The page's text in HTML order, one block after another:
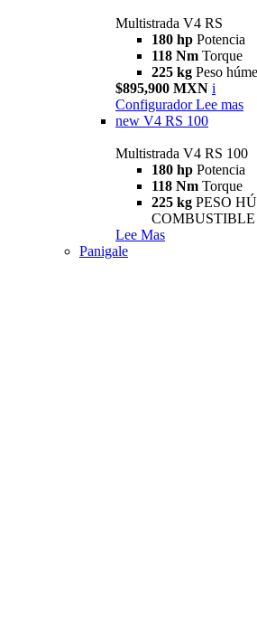
Multistrada V4 RS
180 hp Potencia
118 Nm Torque
225 kg Peso
$895,900 MXN i
Configurador Lee mas
new V4 RS 100
Multistrada V4 RS 100
180 hp Potencia
118 Nm Torque
225 kg PESO
COMBUSTIBLE
Lee Mas
Panigale